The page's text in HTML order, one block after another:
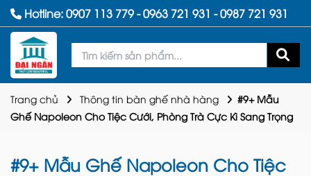
Hotline:0907 113 779-0963 721 931 -0987 721 931
Trang chủ Thông tin bàn ghế nhà hàng
#9+ Mẫu
Ghế Napoleon Cho Tiệc Cưới, Phòng Trà Cực Kì Sang Trọng
#9+ Mẫu Ghế Napoleon Cho Tiệc